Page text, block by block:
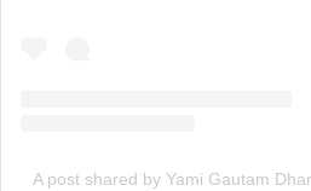
A post shared by Yami Gautam